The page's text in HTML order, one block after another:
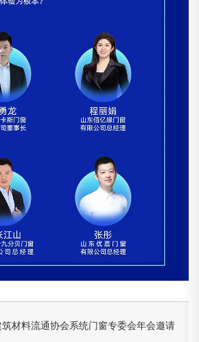
筑材料流通协会系统门窗专委会年会邀请